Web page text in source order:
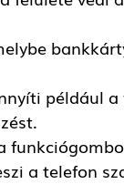
például
a telefon